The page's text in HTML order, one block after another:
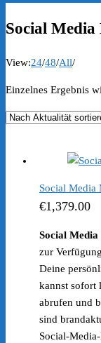
Social
View:24/48/All/
Einzelnes Ergebnis
Social Media
€1,379.00
Social
zur
Deine
kannst sofort
abrufen und
sind
Social-